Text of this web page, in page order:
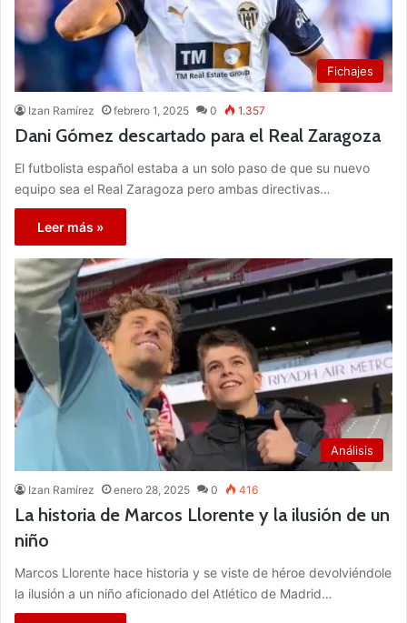
Fichajes
Izan Ramírez febrero 1, 2025 0 1.357
Dani Gómez descartado para el Real Zaragoza
El futbolista español estaba a un solo paso de que su nuevo
equipo sea el Real Zaragoza pero ambas directivas…
Leer más »
Análisis
Izan Ramírez enero 28, 2025 0 416
La historia de Marcos Llorente y la ilusión de un
niño
Marcos Llorente hace historia y se viste de héroe devolviéndole
la ilusión a un niño aficionado del Atlético de Madrid…